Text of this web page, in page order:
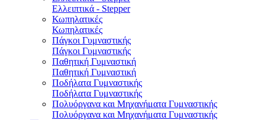
Ελλειπτικά - Stepper
Κωπηλατικές
Κωπηλατικές
Πάγκοι Γυμναστικής
Πάγκοι Γυμναστικής
Παθητική Γυμναστική
Παθητική Γυμναστική
Ποδήλατα Γυμναστικής
Ποδήλατα Γυμναστικής
Πολυόργανα και Μηχανήματα Γυμναστικής
Πολυόργανα και Μηχανήματα Γυμναστικής